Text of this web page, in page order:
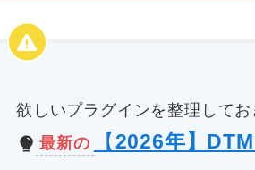
欲しいプラグインを整理してお
最新の
【 2026年】